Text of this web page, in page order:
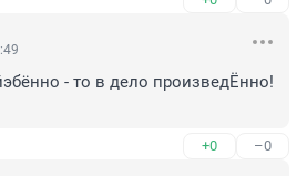
- то в дело произведЁнно!
+0 –0